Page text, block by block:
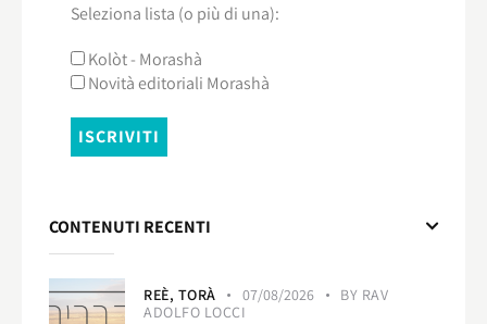
Seleziona lista (o più di una):
Kolòt - Morashà
Novità editoriali Morashà
CONTENUTI RECENTI
REÈ, TORÀ 07/08/2026 BY RAV
ADOLFO LOCCI